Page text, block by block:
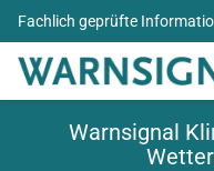
Zum
Inhalt
springen
Fachlich geprüfte
Alle Bücher
Warnsignal